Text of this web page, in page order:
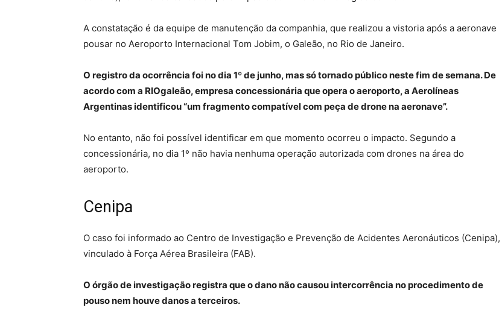
A constatação é da equipe de manutenção da companhia, que realizou a vistoria após a aeronave
pousar no Aeroporto Internacional Tom Jobim, o Galeão, no Rio de Janeiro.
O registro da ocorrência foi no dia 1º de junho, mas só tornado público neste fim de semana. De
acordo com a RIOgaleão, empresa concessionária que opera o aeroporto, a Aerolíneas
Argentinas identificou “um fragmento compatível com peça de drone na aeronave”.
No entanto, não foi possível identificar em que momento ocorreu o impacto. Segundo a
concessionária, no dia 1º não havia nenhuma operação autorizada com drones na área do
aeroporto.
Cenipa
O caso foi informado ao Centro de Investigação e Prevenção de Acidentes Aeronáuticos (Cenipa),
vinculado à Força Aérea Brasileira (FAB).
O órgão de investigação registra que o dano não causou intercorrência no procedimento de
pouso nem houve danos a terceiros.